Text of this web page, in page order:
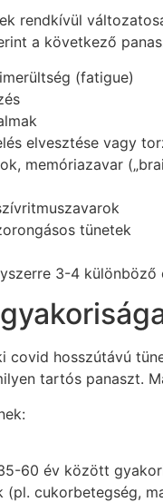
rendkívül
a következő
(fatigue)
elvesztése vagy
memóriazavar
tünetek
3-4
covid hosszútávú
tartós panaszt.
60 év között
(pl. cukorbetegség,